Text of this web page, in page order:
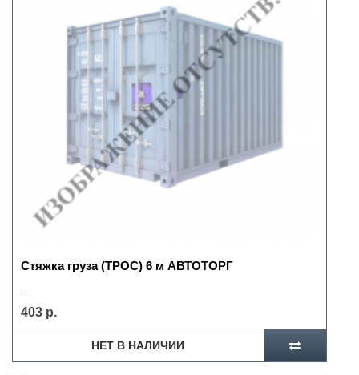
Стяжка груза (ТРОС) 6 м АВТОТОРГ
403 р.
НЕТ В НАЛИЧИИ